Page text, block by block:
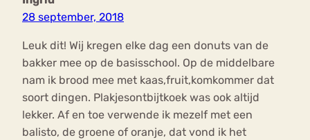
28 september, 2018
Leuk dit! Wij kregen elke dag een donuts van de
bakker mee op de basisschool. Op de middelbare
nam ik brood mee met kaas,fruit,komkommer dat
soort dingen. Plakjesontbijtkoek was ook altijd
lekker. Af en toe verwende ik mezelf met een
balisto, de groene of oranje, dat vond ik het